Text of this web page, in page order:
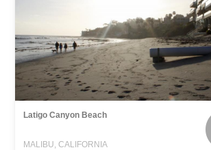
Latigo Canyon Beach
MALIBU, CALIFORNIA